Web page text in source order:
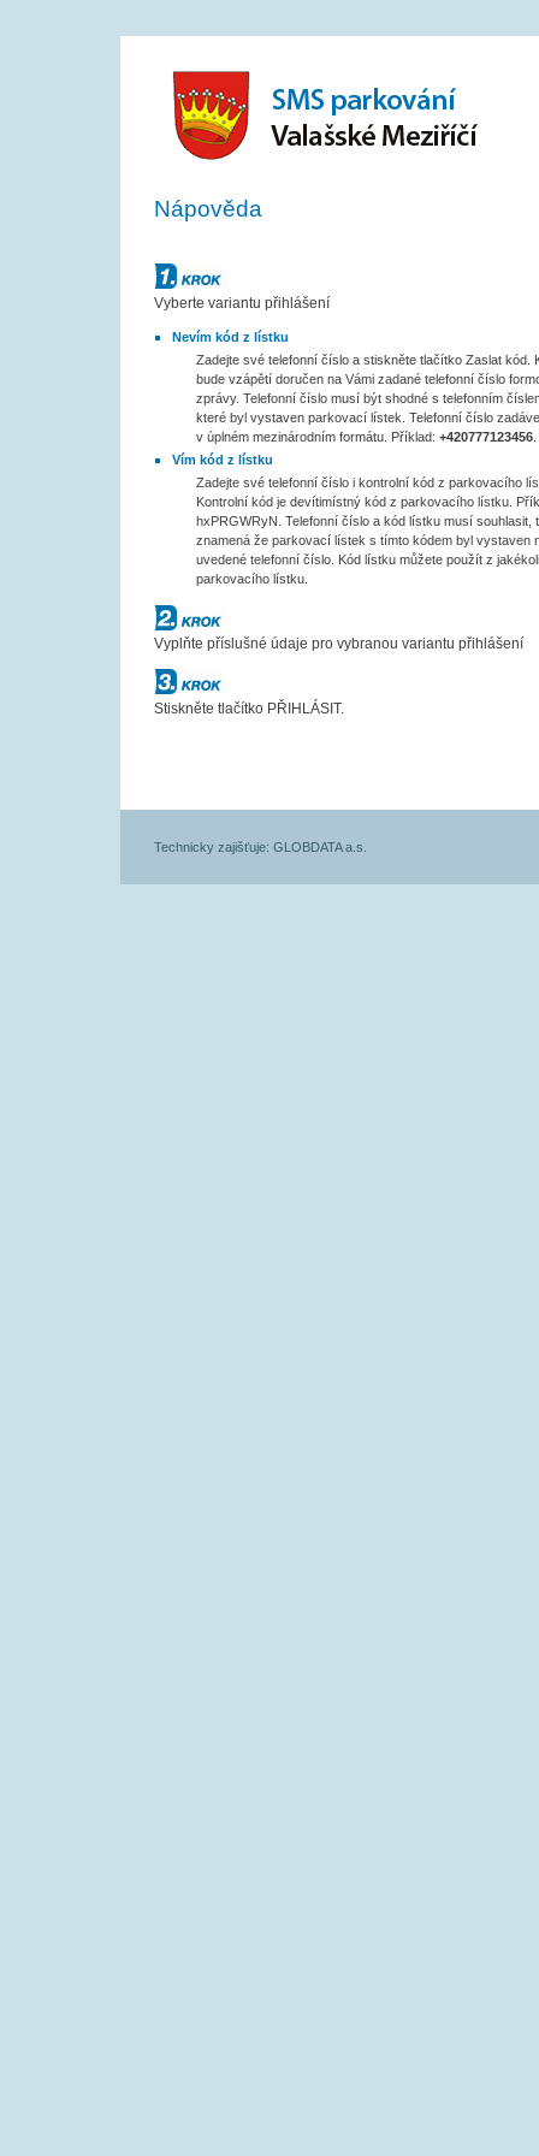
Nápověda
Krok č.1
Vyberte variantu přihlášení
Nevím kód z lístku
Zadejte své telefonní číslo a stiskněte tlačítko Zaslat kód.
bude vzápětí doručen na Vámi zadané telefonní číslo
zprávy. Telefonní číslo musí být shodné s telefonním
které byl vystaven parkovací lístek. Telefonní číslo
v úplném mezinárodním formátu. Příklad: +420777123456
Vím kód z lístku
Zadejte své telefonní číslo i kontrolní kód z parkovacího
Kontrolní kód je devítimístný kód z parkovacího lístku.
hxPRGWRyN. Telefonní číslo a kód lístku musí souhlasit,
znamená že parkovací lístek s tímto kódem byl vystaven
uvedené telefonní číslo. Kód lístku můžete použít z
parkovacího lístku.
Krok č.2
Vyplňte příslušné údaje pro vybranou variantu přihlášení
Krok č.3
Stiskněte tlačítko PŘIHLÁSIT.
Technicky zajišťuje: GLOBDATA a.s.